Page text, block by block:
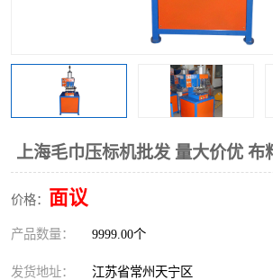
上海毛巾压标机批发 量大价优 布
价格： 面议
产品数量： 9999.00个
发货地址： 江苏省常州天宁区